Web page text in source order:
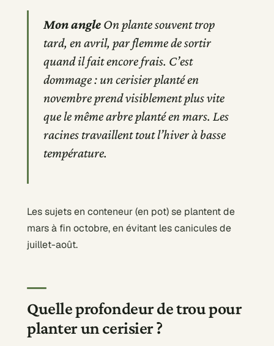
Mon angle On plante souvent trop
tard, en avril, par flemme de sortir
quand il fait encore frais. C’est
dommage : un cerisier planté en
novembre prend visiblement plus vite
que le même arbre planté en mars. Les
racines travaillent tout l’hiver à basse
température.
Les sujets en conteneur (en pot) se plantent de
mars à fin octobre, en évitant les canicules de
juillet-août.
Quelle profondeur de trou pour
planter un cerisier ?